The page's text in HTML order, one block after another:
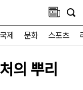
국제 문화 스포츠
의 뿌리